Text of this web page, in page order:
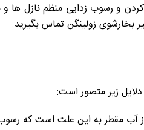
کردن و رسوب زدایی منظم نازل
بخارشوی زولینگن تماس بگیرید.
زیر متصور است:
از آب مقطر به این علت است که